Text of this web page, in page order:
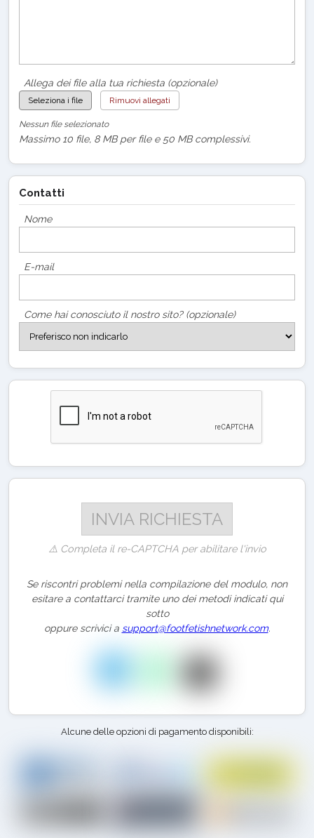
Allega dei file alla tua richiesta (opzionale)
Seleziona i file Rimuovi allegati
Nessun file selezionato
Massimo 10 file, 8 MB per file e 50 MB complessivi.
Contatti
Nome
E-mail
Come hai conosciuto il nostro sito? (opzionale)
⚠️ Completa il re-CAPTCHA per abilitare l'invio
Se riscontri problemi nella compilazione del modulo, non
esitare a contattarci tramite uno dei metodi indicati qui
sotto
oppure scrivici a support@footfetishnetwork.com.
Alcune delle opzioni di pagamento disponibili: